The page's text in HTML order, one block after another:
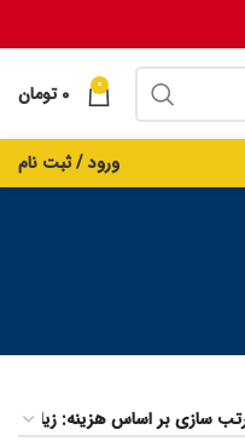
0
0 تومان
ورود / ثبت نام